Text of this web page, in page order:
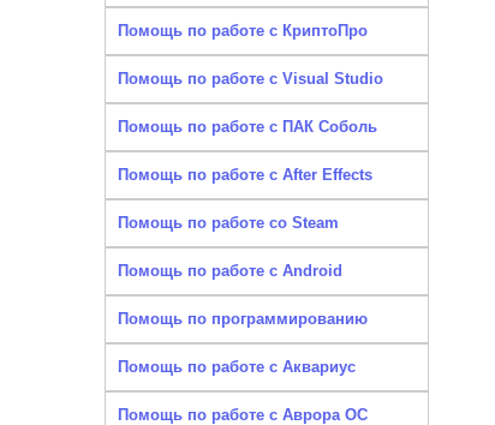
Помощь по работе с КриптоПро
Помощь по работе с Visual Studio
Помощь по работе с ПАК Соболь
Помощь по работе с After Effects
Помощь по работе со Steam
Помощь по работе с Android
Помощь по программированию
Помощь по работе с Аквариус
Помощь по работе с Аврора ОС